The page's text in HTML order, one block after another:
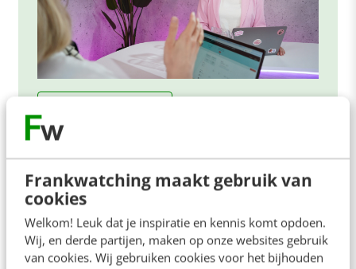
Frankwatching maakt gebruik van
cookies
Welkom! Leuk dat je inspiratie en kennis komt opdoen.
Wij, en derde partijen, maken op onze websites gebruik
van cookies. Wij gebruiken cookies voor het bijhouden
De nieuwe SEO- & GEO-
spelregels
In 2,5 uur van Google-first naar AI-first: zo wordt je
content beter gevonden. Schrijf je in en bekijk
direct.
Meer weten